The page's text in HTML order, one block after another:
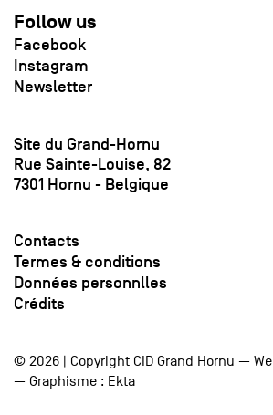
Follow us
Facebook
Instagram
Newsletter
Site du Grand-Hornu
Rue Sainte-Louise, 82
7301 Hornu - Belgique
Contacts
Termes & conditions
Données personnlles
Crédits
© 2026 | Copyright CID Grand Hornu —
— Graphisme : Ekta